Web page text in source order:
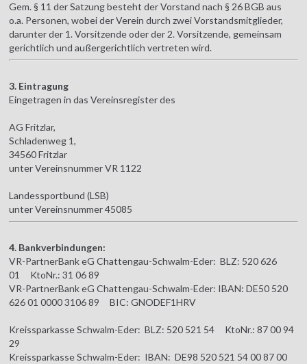
Gem. § 11 der Satzung besteht der Vorstand nach § 26 BGB aus
o.a. Personen, wobei der Verein durch zwei Vorstandsmitglieder,
darunter der 1. Vorsitzende oder der 2. Vorsitzende, gemeinsam
gerichtlich und außergerichtlich vertreten wird.
3. Eintragung
Eingetragen in das Vereinsregister des
AG Fritzlar,
Schladenweg 1,
34560 Fritzlar
unter Vereinsnummer VR 1122
Landessportbund (LSB)
unter Vereinsnummer 45085
4. Bankverbindungen:
VR-PartnerBank eG Chattengau-Schwalm-Eder: BLZ: 520 626
01 KtoNr.: 31 06 89
VR-PartnerBank eG Chattengau-Schwalm-Eder: IBAN: DE50 520
626 01 0000 3106 89 BIC: GNODEF1HRV
Kreissparkasse Schwalm-Eder: BLZ: 520 521 54 KtoNr.: 87 00 94
29
Kreissparkasse Schwalm-Eder: IBAN: DE98 520 521 54 00 87 00